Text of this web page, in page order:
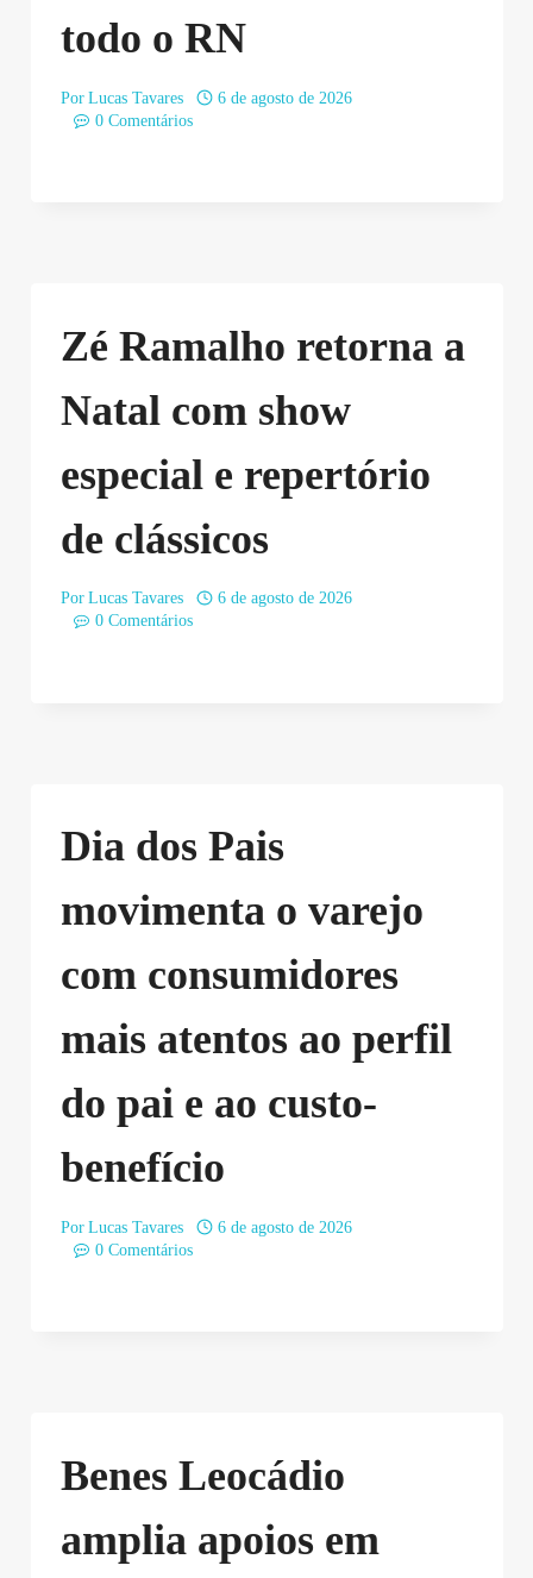
todo o RN
Por Lucas Tavares
6 de agosto de 2026
0 Comentários
Zé Ramalho retorna a
Natal com show
especial e repertório
de clássicos
Por Lucas Tavares
6 de agosto de 2026
0 Comentários
Dia dos Pais
movimenta o varejo
com consumidores
mais atentos ao perfil
do pai e ao custo-
benefício
Por Lucas Tavares
6 de agosto de 2026
0 Comentários
Benes Leocádio
amplia apoios em